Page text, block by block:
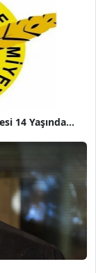
14 Yaşında...